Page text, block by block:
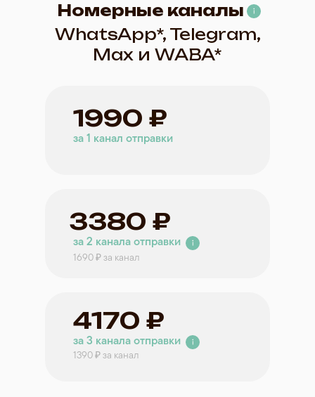
Номерные каналы
WhatsApp*, Telegram,
Max и WABA*
1390 ₽ за канал
4170 ₽
за 3 канала отправки
1690 ₽ за канал
3380 ₽
за 2 канала отправки
1990 ₽
за 1 канал отправки